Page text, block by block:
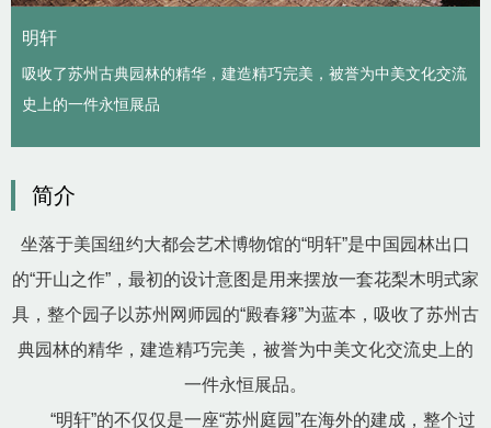
明轩
吸收了苏州古典园林的精华，建造精巧完美，被誉为中美文化交流
史上的一件永恒展品
简介
坐落于美国纽约大都会艺术博物馆的“明轩”是中国园林出口
的“开山之作”，最初的设计意图是用来摆放一套花梨木明式家
具，整个园子以苏州网师园的“殿春簃”为蓝本，吸收了苏州古
典园林的精华，建造精巧完美，被誉为中美文化交流史上的
一件永恒展品。
“明轩”的不仅仅是一座“苏州庭园”在海外的建成，整个过